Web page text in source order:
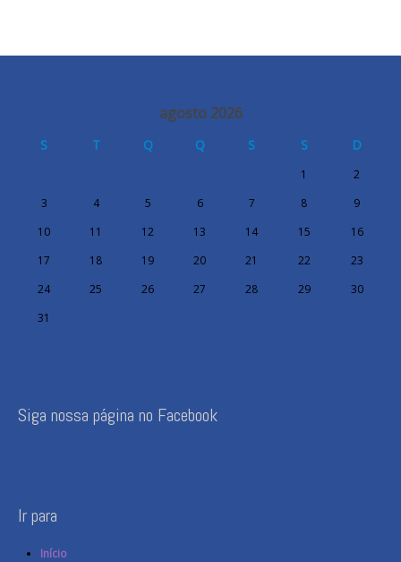
agosto 2026
S T Q Q S S D
1
2
3
4 5 6 7 8
9
10
11 12 13 14 15
16
17
18 19 20 21 22
23
24
25 26 27 28 29
30
31
Siga nossa página no Facebook
Ir para
Início